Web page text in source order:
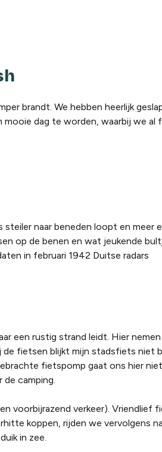
brandt. We hebben heerlijk
dag te worden, waarbij we al
naar beneden loopt en meer
op de benen en wat jeukende
in februari 1942 Duitse radars
een rustig strand leidt. Hier
fietsen blijkt mijn stadsfiets niet
fietspomp gaat ons hier
de camping.
voorbijrazend verkeer). Vriendlief
koppen, rijden we vervolgens
in zee.